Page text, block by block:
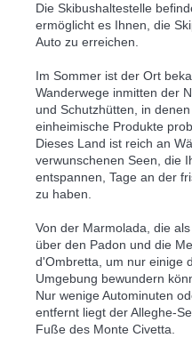
Die Skibushaltestelle
ermöglicht es Ihnen, die
Auto zu erreichen.
Im Sommer ist der Ort
Wanderwege inmitten der
und Schutzhütten, in
einheimische Produkte
Dieses Land ist reich an
verwunschenen Seen, die
entspannen, Tage an der
zu haben.
Von der Marmolada, die
über den Padon und die
d'Ombretta, um nur einige
Umgebung bewundern
Nur wenige Autominuten
entfernt liegt der Alleghe-
Fuße des Monte Civetta.